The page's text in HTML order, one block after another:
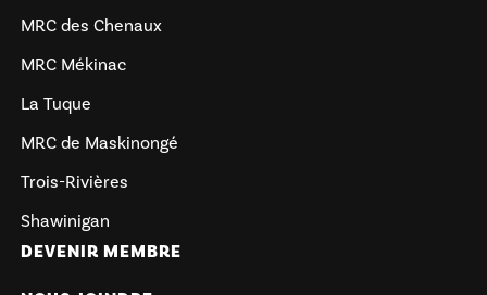
MRC des Chenaux
MRC Mékinac
La Tuque
MRC de Maskinongé
Trois-Rivières
Shawinigan
DEVENIR MEMBRE